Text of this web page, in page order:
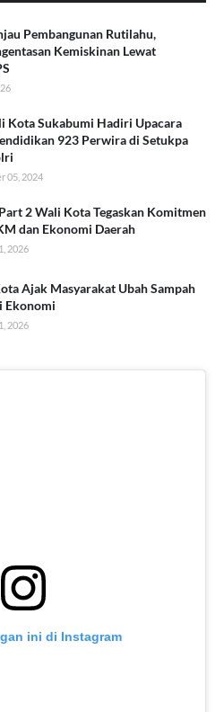
Pembangunan Rutilahu,
Kemiskinan Lewat
Kota Sukabumi Hadiri Upacara
923 Perwira di Setukpa
05, 2024
2 Wali Kota Tegaskan Komitmen
dan Ekonomi Daerah
2026
Ajak Masyarakat Ubah Sampah
Ekonomi
2026
ini di Instagram